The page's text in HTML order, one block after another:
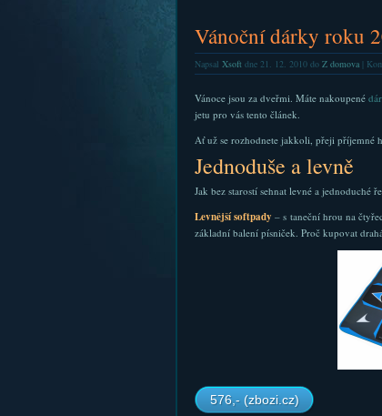
Vánoční dárky roku
Napsal Xsoftdne 21. 12. 2010 do Z domova|
Vánoce jsou za dveřmi. Máte nakoupené
jetu pro vás tento článek.
Ať už se rozhodnete jakkoli, přeji příjemné
Jednoduše a levně
Jak bez starostí sehnat levné a jednoduché
Levnější softpady – s taneční hrou na
základní balení písniček. Proč kupovat
576,- (zbozi.cz)